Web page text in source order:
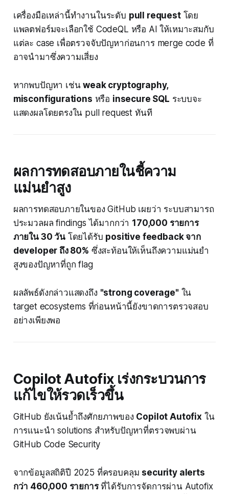
เครื่องมือเหล่านี้ทำงานในระดับ pull requestโดย
แพลตฟอร์มจะเลือกใช้ CodeQL หรือ AI ให้เหมาะสมกับ
แต่ละ case เพื่อตรวจจับปัญหาก่อนการ merge code ที่
อาจนำมาซึ่งความเสี่ยง
หากพบปัญหา เช่นweak cryptography,
misconfigurations หรือ insecure SQL ระบบจะ
แสดงผลโดยตรงใน pull request ทันที
ผลการทดสอบภายในชี้ความ
แม่นยำสูง
ผลการทดสอบภายในของ GitHub เผยว่า ระบบสามารถ
ประมวลผล findings ได้มากกว่า 170,000 รายการ
ภายใน 30 วันโดยได้รับ positive feedback จาก
developer ถึง 80% ซึ่งสะท้อนให้เห็นถึงความแม่นยำ
สูงของปัญหาที่ถูก flag
ผลลัพธ์ดังกล่าวแสดงถึง "strong coverage" ใน
target ecosystems ที่ก่อนหน้านี้ยังขาดการตรวจสอบ
อย่างเพียงพอ
Copilot Autofix เร่งกระบวนการ
แก้ไขให้รวดเร็วขึ้น
GitHub ยังเน้นย้ำถึงศักยภาพของ Copilot Autofix ใน
การแนะนำ solutions สำหรับปัญหาที่ตรวจพบผ่าน
GitHub Code Security
จากข้อมูลสถิติปี 2025 ที่ครอบคลุม security alerts
กว่า 460,000 รายการที่ได้รับการจัดการผ่าน Autofix